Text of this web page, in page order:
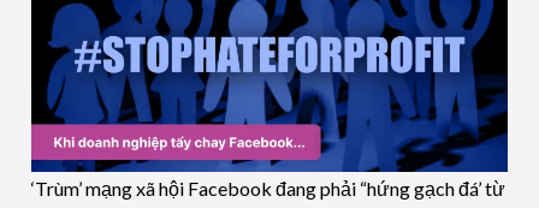
‘Trùm’ mạng xã hội Facebook đang phải “hứng gạch đá’ từ